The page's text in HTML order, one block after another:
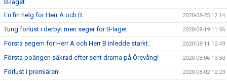
B-laget
En fin helg för Herr A och B 2020-08-25 12:14
Tung förlust i derbyt men seger för B-laget 2020-08-19 11:56
Första segern för Herr A och Herr B inledde starkt. 2020-08-11 12:49
Första poängen säkrad efter sent drama på Örevång! 2020-08-06 13:50
Förlust i premiären! 2020-08-02 12:23